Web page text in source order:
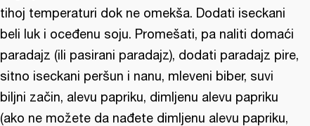
tihoj temperaturi dok ne omekša. Dodati iseckani
beli luk i oceđenu soju. Promešati, pa naliti domaći
paradajz (ili pasirani paradajz), dodati paradajz pire,
sitno iseckani peršun i nanu, mleveni biber, suvi
biljni začin, alevu papriku, dimljenu alevu papriku
(ako ne možete da nađete dimljenu alevu papriku,